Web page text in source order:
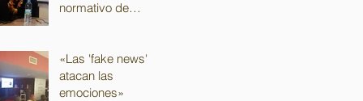
normativo de
abogados
«Las 'fake news'
atacan las
emociones»